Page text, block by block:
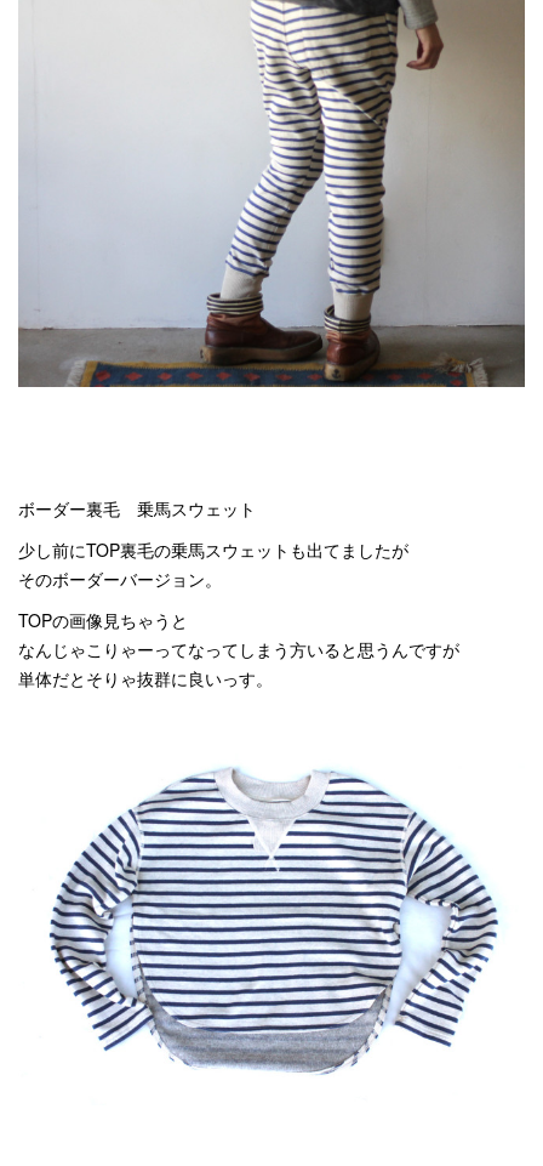
ボーダー裏毛 乗馬スウェット
少し前にTOP裏毛の乗馬スウェットも出てましたが
そのボーダーバージョン。
TOPの画像見ちゃうと
なんじゃこりゃーってなってしまう方いると思うんですが
単体だとそりゃ抜群に良いっす。